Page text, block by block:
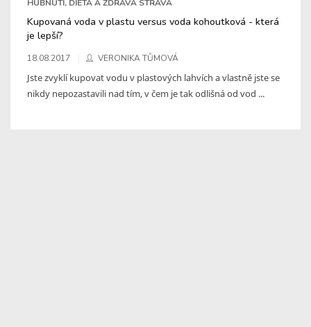
HUBNUTÍ, DIETA A ZDRAVÁ STRAVA
Kupovaná voda v plastu versus voda kohoutková - která
je lepší?
18.08.2017 VERONIKA TŮMOVÁ
Jste zvyklí kupovat vodu v plastových lahvích a vlastně jste se
nikdy nepozastavili nad tím, v čem je tak odlišná od vod ...